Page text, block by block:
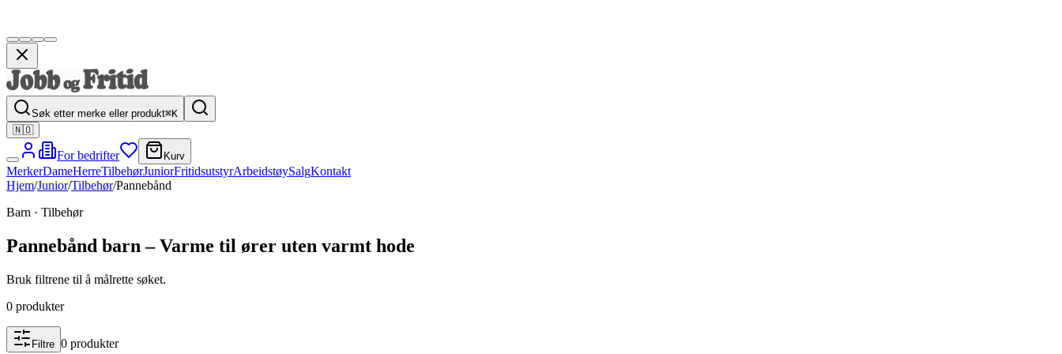
Søk etter merke eller produkt⌘K
🇳🇴
For bedrifter Kurv
MerkerDameHerreTilbehørJuniorFritidsutstyrArbeidstøySalgKontakt
Hjem/Junior/Tilbehør/Pannebånd
Barn · Tilbehør
Pannebånd barn – Varme til ører uten varmt hode
Bruk filtrene til å målrette søket.
0 produkter
Filtre 0 produkter